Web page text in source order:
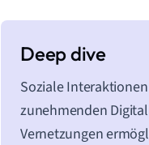
Soziale
zunehmenden
Vernetzungen